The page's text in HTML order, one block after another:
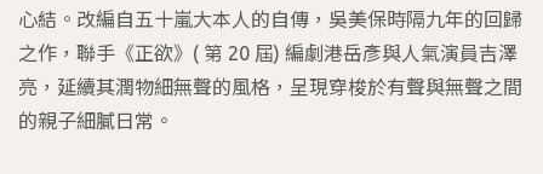
心結。改編自五十嵐大本人的自傳，吳美保時隔九年的回歸
之作，聯手《正欲》( 第 20 屆) 編劇港岳彥與人氣演員吉澤
亮，延續其潤物細無聲的風格，呈現穿梭於有聲與無聲之間
的親子細膩日常。